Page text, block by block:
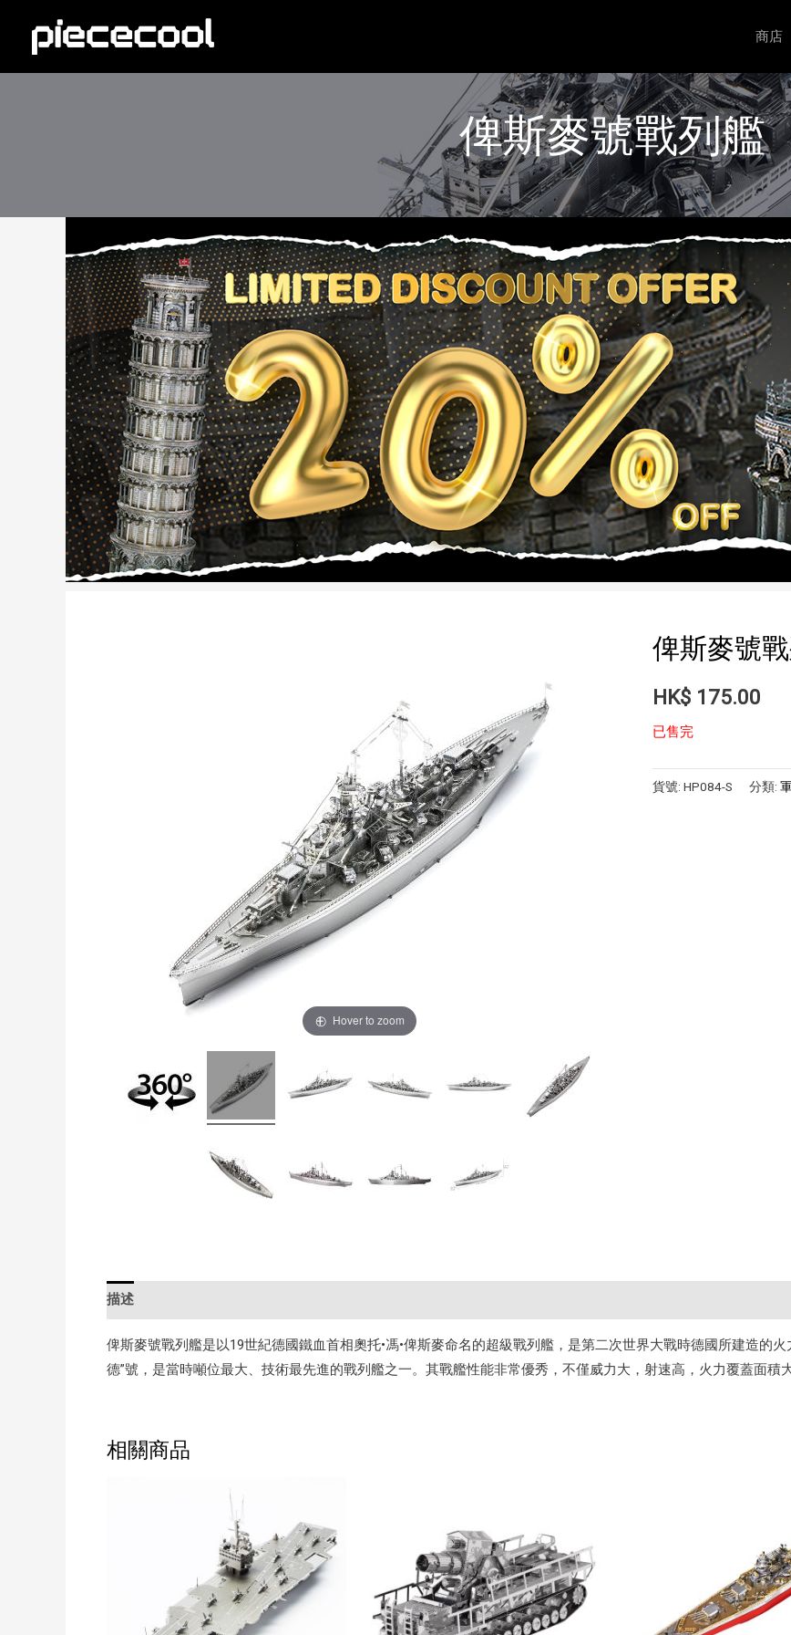
商店
俾斯麥號戰列艦
Hover to zoom
俾斯麥號
HK$ 175.00
已售完
貨號:HP084-S 分類:
描述
俾斯麥號戰列艦是以19世紀德國鐵血首相奧托•馮•俾斯麥命名的超級戰列艦，是第二次世界大戰時德國所建造的
德”號，是當時噸位最大、技術最先進的戰列艦之一。其戰艦性能非常優秀，不僅威力大，射速高，火力覆蓋面積
相關商品